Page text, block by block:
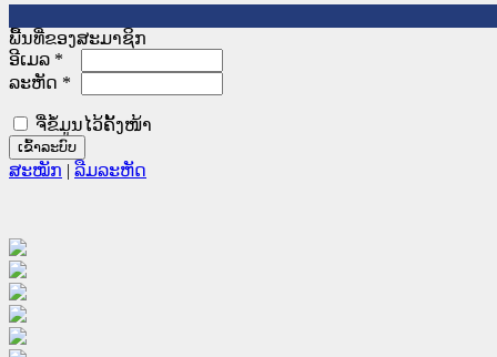
ພື້ນທີ່ຂອງສະມາຊິກ
ອີເມລ *
ລະຫັດ *
ຈື່ຂໍ້ມູນໄວ້ຄັ້ງໜ້າ
ສະໝັກ | ລືມລະຫັດ